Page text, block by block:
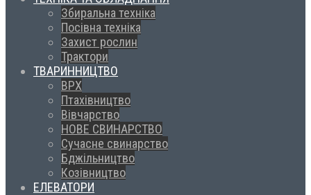
Збиральна техніка
Посівна техніка
Захист рослин
Трактори
ТВАРИННИЦТВО
ВРХ
Птахівництво
Вівчарство
НОВЕ СВИНАРСТВО
Сучасне свинарство
Бджільництво
Козівництво
ЕЛЕВАТОРИ